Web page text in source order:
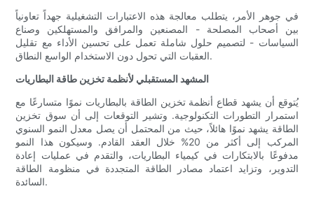
في جوهر الأمر، يتطلب معالجة هذه الاعتبارات التشغيلية جهداً تعاونياً
بين أصحاب المصلحة - المصنعين والمرافق والمستهلكين وصناع
السياسات - لتصميم حلول شاملة تعمل على تحسين الأداء مع تقليل
العقبات التي تحول دون الاستخدام الواسع النطاق.
المشهد المستقبلي لأنظمة تخزين طاقة البطاريات
يُتوقع أن يشهد قطاع أنظمة تخزين الطاقة بالبطاريات نموًا متسارعًا مع
استمرار التطورات التكنولوجية. وتشير التوقعات إلى أن سوق تخزين
الطاقة يشهد نموًا هائلاً، حيث من المحتمل أن يصل معدل النمو السنوي
المركب إلى أكثر من 20% خلال العقد القادم. وسيكون هذا النمو
مدفوعًا بالابتكارات في كيمياء البطاريات، والتقدم في عمليات إعادة
التدوير، وتزايد اعتماد مصادر الطاقة المتجددة في منظومة الطاقة
السائدة.